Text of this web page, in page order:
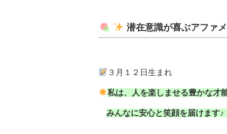
潜在意識が喜ぶアファ
３月１２日生まれ
私は、人を楽しませる豊かな才能
みんなに安心と笑顔を届けます